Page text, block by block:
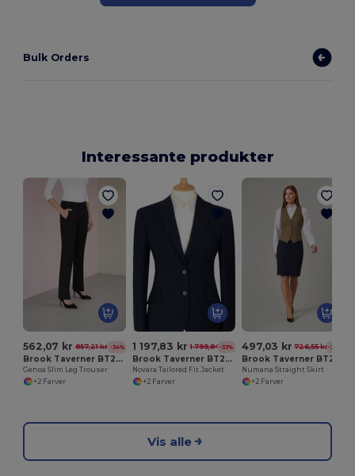
Bulk Orders
Interessante produkter
562,07 kr 857,21 kr -34%
Brook Taverner BT2234
Genoa Slim Leg Trouser
+2 Farver
1 197,83 kr 1 799,84 kr
-33%
Brook Taverner BT2222
Novara Tailored Fit Jacket
+2 Farver
497,03 kr 726,55 kr-32%
Numana Straight Skirt
+2 Farver
Vis alle